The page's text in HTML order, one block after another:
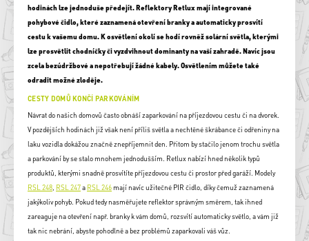
hodinách lze jednoduše předejít. Reflektory Retlux mají integrované
pohybové čidlo, které zaznamená otevření branky a automaticky prosvítí
cestu k vašemu domu. K osvětlení okolí se hodí rovněž solární světla, kterými
lze prosvětlit chodníčky či vyzdvihnout dominanty na vaší zahradě. Navíc jsou
zcela bezúdržbové a nepotřebují žádné kabely. Osvětlením můžete také
odradit možné zloděje.
CESTY DOMŮ KONČÍ PARKOVÁNÍM
Návrat do našich domovů často obnáší zaparkování na příjezdovou cestu či na dvorek.
V pozdějších hodinách již však není příliš světla a nechtěné škrábance či odřeniny na
laku vozidla dokážou značně znepříjemnit den. Přitom by stačilo jenom trochu světla
a parkování by se stalo mnohem jednodušším. Retlux nabízí hned několik typů
produktů, kterými snadně prosvítíte příjezdovou cestu či prostor před garáží. Modely
RSL 248 RSL 247a RSL 246mají navíc užitečné PIR čidlo, díky čemuž zaznamená
jakýkoliv pohyb. Pokud tedy nasměřujete reflektor správným směrem, tak ihned
zareaguje na otevření např. branky k vám domů, rozsvítí automaticky světlo, a vám již
tak nic nebrání, abyste pohodlně a bez problémů zaparkovali váš vůz.